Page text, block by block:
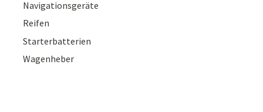
Navigationsgeräte
Reifen
Starterbatterien
Wagenheber